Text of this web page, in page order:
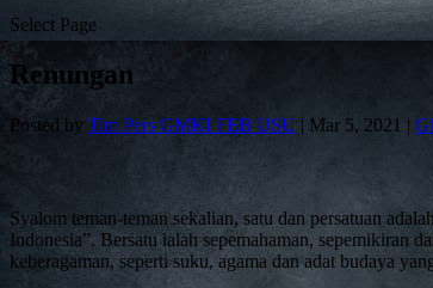
Select Page
Renungan
Posted by Tim Pers GMKI FEB USU | Mar 5, 2021 |
Syalom teman-teman sekalian, satu dan persatuan
Indonesia”. Bersatu ialah sepemahaman, sepemikiran
keberagaman, seperti suku, agama dan adat budaya